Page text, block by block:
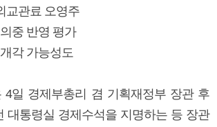
교관료 오영주
중 반영 평가
각 가능성도
4일 경제부총리 겸 기획재정부 장관 후
대통령실 경제수석을 지명하는 등 장관